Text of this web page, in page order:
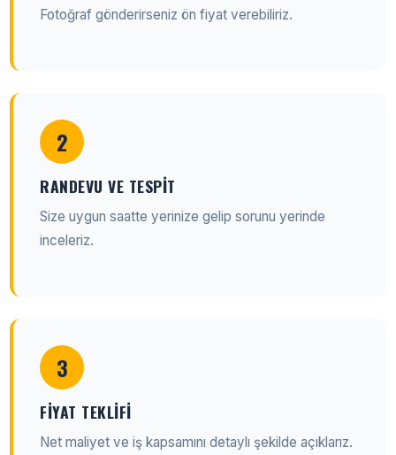
Fotoğraf gönderirseniz ön fiyat verebiliriz.
2
RANDEVU VE TESPIT
Size uygun saatte yerinize gelip sorunu yerinde
inceleriz.
3
FIYAT TEKLIFI
Net maliyet ve iş kapsamını detaylı şekilde açıklarız.